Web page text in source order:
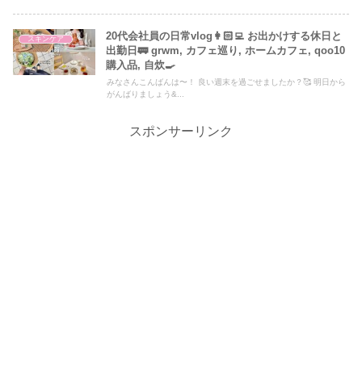
スキンケア
20代会社員の日常vlog👩🏻‍💻 お出かけする休日と
出勤日🚃 grwm, カフェ巡り, ホームカフェ, qoo10
購入品, 自炊🍳
みなさんこんばんは〜！ 良い週末を過ごせましたか？🥰 明日から
がんばりましょう&...
スポンサーリンク